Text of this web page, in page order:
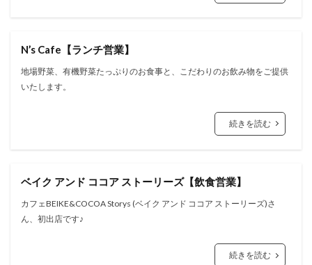
N’s Cafe【ランチ営業】
地場野菜、有機野菜たっぷりのお食事と、こだわりのお飲み物をご提供
いたします。
続きを読む
ベイク アンド ココア ストーリーズ【飲食営業】
カフェBEIKE&COCOA Storys (ベイク アンド ココア ストーリーズ)さ
ん、初出店です♪
続きを読む